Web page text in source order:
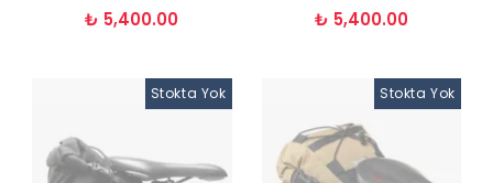
₺ 5,400.00 ₺ 5,400.00
Stokta Yok Stokta Yok